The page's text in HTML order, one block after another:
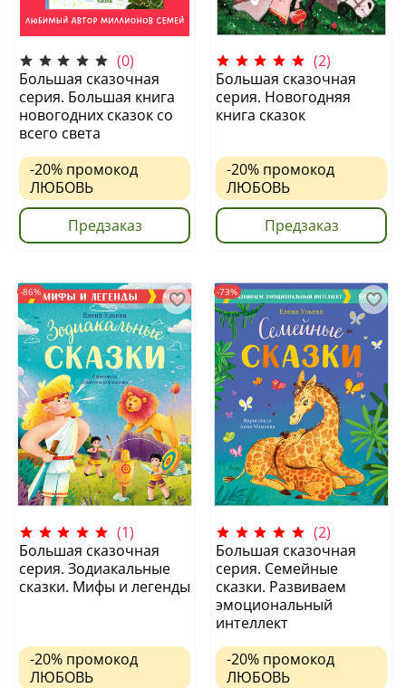
(0)
Большая сказочная
серия. Большая книга
новогодних сказок со
всего света
-20% промокод
ЛЮБОВЬ
Предзаказ
(2)
Большая сказочная
серия. Новогодняя
книга сказок
-20% промокод
ЛЮБОВЬ
Предзаказ
-86%
(1)
Большая сказочная
серия. Зодиакальные
сказки. Мифы и легенды
-20% промокод
ЛЮБОВЬ
-73%
(2)
Большая сказочная
серия. Семейные
сказки. Развиваем
эмоциональный
интеллект
-20% промокод
ЛЮБОВЬ